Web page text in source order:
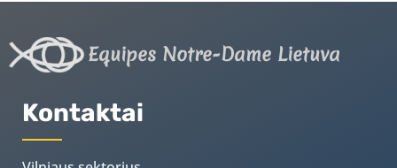
Equipes Notre-Dame Lietuva
Kontaktai